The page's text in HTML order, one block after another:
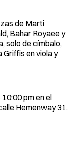
de Marti
Bahar Royaee y
solo de címbalo,
Griffis en viola y
pm en el
Hemenway 31.